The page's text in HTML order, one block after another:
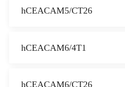
hCEACAM5/CT26
hCEACAM6/4T1
hCEACAM6/CT26